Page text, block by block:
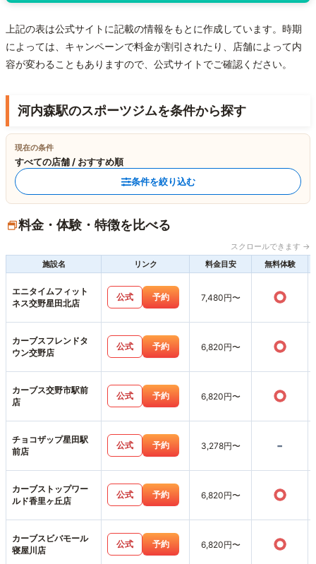
上記の表は公式サイトに記載の情報をもとに作成しています。時期
によっては、キャンペーンで料金が割引されたり、店舗によって内
容が変わることもありますので、公式サイトでご確認ください。
河内森駅のスポーツジムを条件から探す
現在の条件
すべての店舗 / おすすめ順
条件を絞り込む
料金・体験・特徴を比べる
スクロールできます →
施設名
リンク 料金目安 無料体験
エニタイムフィット
ネス交野星田北店
公式 予約 7,480円〜 ○
カーブスフレンドタ
ウン交野店
公式 予約 6,820円〜 ○
カーブス交野市駅前
店
公式 予約 6,820円〜 ○
チョコザップ星田駅
前店
公式 予約 3,278円〜 -
カーブストップワー
ルド香里ヶ丘店
公式 予約 6,820円〜 ○
カーブスビバモール
寝屋川店
公式 予約 6,820円〜 ○